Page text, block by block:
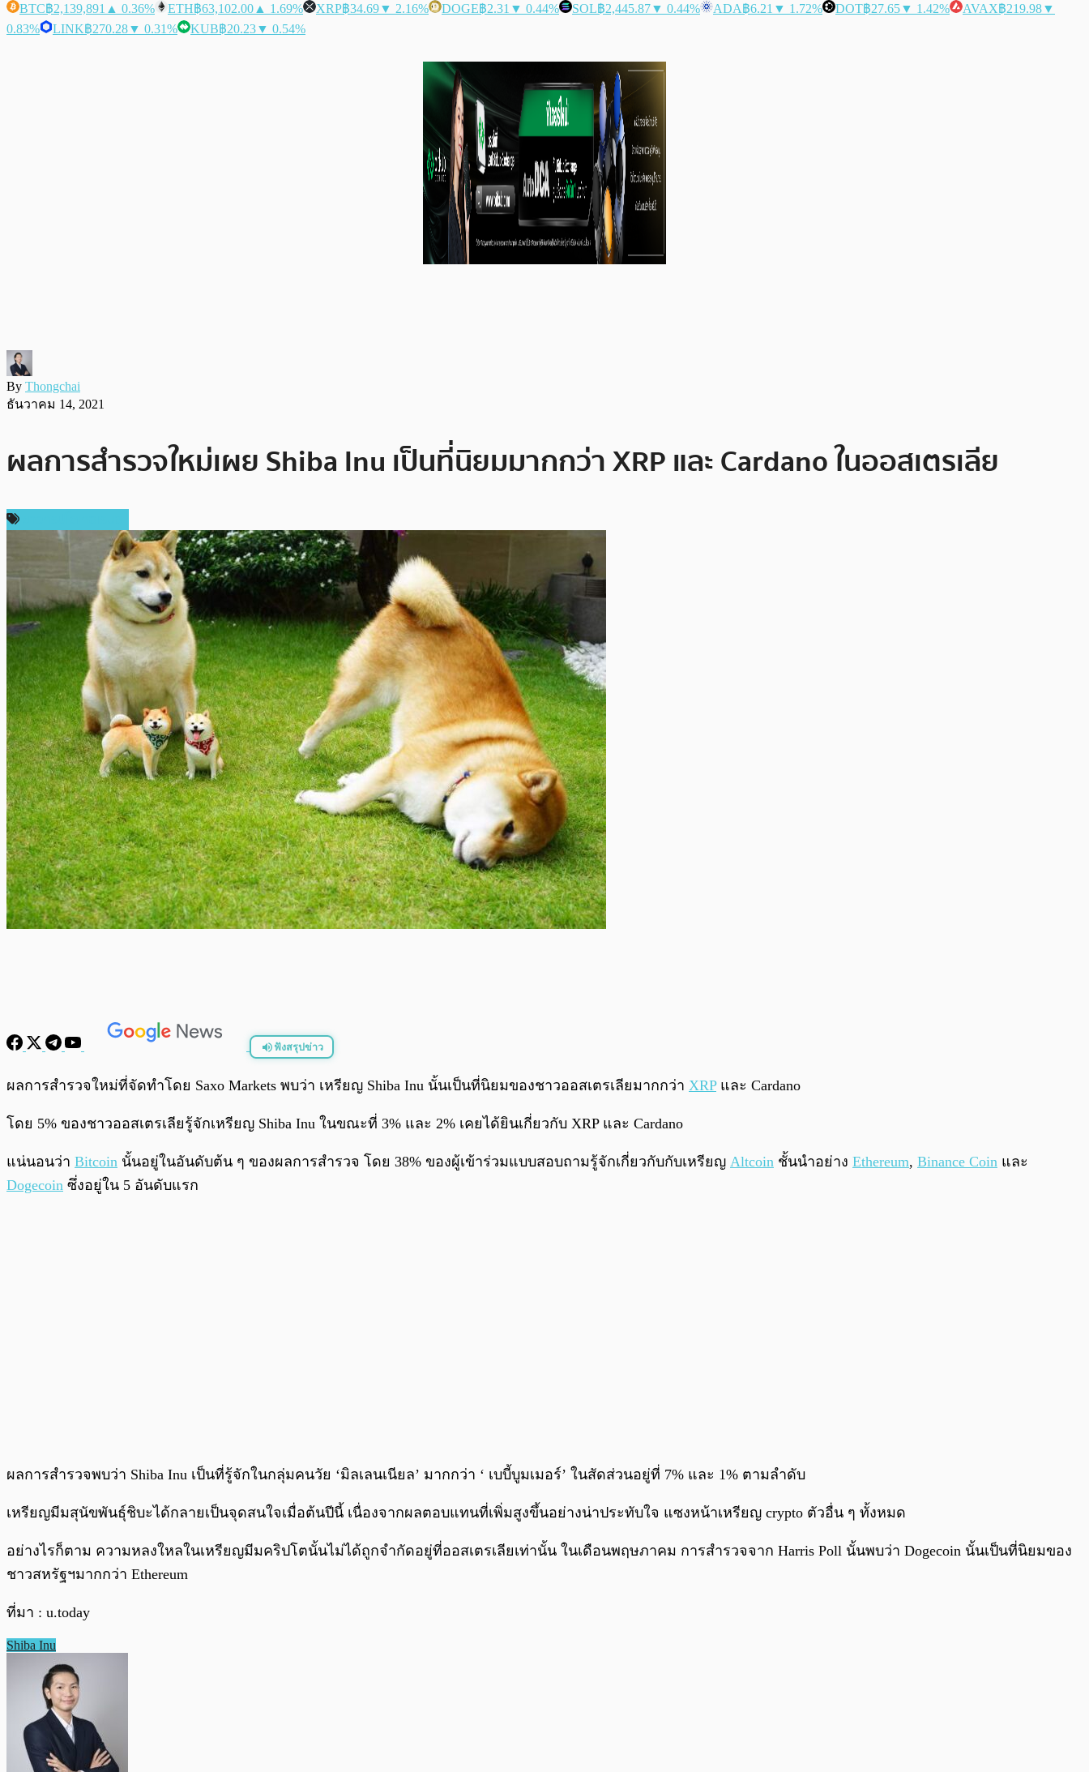
BTC฿2,139,891 ▲ 0.36% ETH฿63,102.00 ▲ 1.69% XRP฿34.69▼ 2.16% DOGE฿2.31 ▼ 0.44% SOL฿2,445.87▼ 0.44% ADA฿6.21 ▼ 1.72% DOT฿27.65▼ 1.42% AVAX฿219.98▼
0.83%
LINK฿270.28▼ 0.31% KUB฿20.23▼ 0.54%
By Thongchai
ธันวาคม 14, 2021
ผลการสำรวจใหม่เผย Shiba Inu เป็นที่นิยมมากกว่า XRP และ Cardano ในออสเตรเลีย
ฟังสรุปข่าว
พร้อมเล่น
ผลการสำรวจใหม่ที่จัดทำโดย Saxo Markets พบว่า เหรียญ Shiba Inu นั้นเป็นที่นิยมของชาวออสเตรเลียมากกว่า XRPและ Cardano
โดย 5% ของชาวออสเตรเลียรู้จักเหรียญ Shiba Inu ในขณะที่ 3% และ 2% เคยได้ยินเกี่ยวกับ XRP และ Cardano
แน่นอนว่า Bitcoin นั้นอยู่ในอันดับต้น ๆ ของผลการสำรวจ โดย 38% ของผู้เข้าร่วมแบบสอบถามรู้จักเกี่ยวกับกับเหรียญ Altcoin ชั้นนำอย่าง Ethereum, Binance Coin และ
Dogecoin ซึ่งอยู่ใน 5 อันดับแรก
ผลการสำรวจพบว่า Shiba Inu เป็นที่รู้จักในกลุ่มคนวัย ‘มิลเลนเนียล’ มากกว่า ‘ เบบี้บูมเมอร์’ ในสัดส่วนอยู่ที่ 7% และ 1% ตามลำดับ
เหรียญมีมสุนัขพันธุ์ชิบะได้กลายเป็นจุดสนใจเมื่อต้นปีนี้ เนื่องจากผลตอบแทนที่เพิ่มสูงขึ้นอย่างน่าประทับใจ แซงหน้าเหรียญ crypto ตัวอื่น ๆ ทั้งหมด
อย่างไรก็ตาม ความหลงใหลในเหรียญมีมคริปโตนั้นไม่ได้ถูกจำกัดอยู่ที่ออสเตรเลียเท่านั้น ในเดือนพฤษภาคม การสำรวจจาก Harris Poll นั้นพบว่า Dogecoin นั้นเป็นที่นิยมของ
ชาวสหรัฐฯมากกว่า Ethereum
ที่มา : u.today
Shiba Inu